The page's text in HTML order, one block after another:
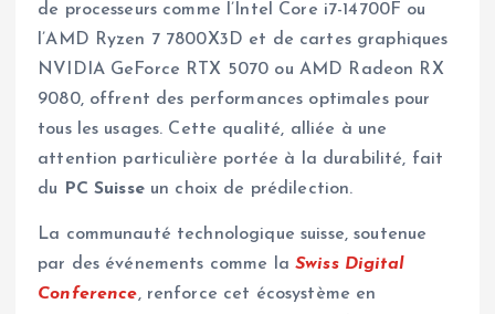
de processeurs comme l’Intel Core i7-14700F ou
l’AMD Ryzen 7 7800X3D et de cartes graphiques
NVIDIA GeForce RTX 5070 ou AMD Radeon RX
9080, offrent des performances optimales pour
tous les usages. Cette qualité, alliée à une
attention particulière portée à la durabilité, fait
du PC Suisseun choix de prédilection.
La communauté technologique suisse, soutenue
par des événements comme laSwiss Digital
Conference, renforce cet écosystème en